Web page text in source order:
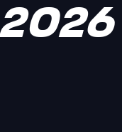
2026